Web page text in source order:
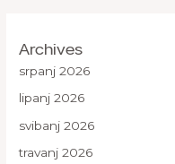
Archives
srpanj 2026
lipanj 2026
svibanj 2026
travanj 2026